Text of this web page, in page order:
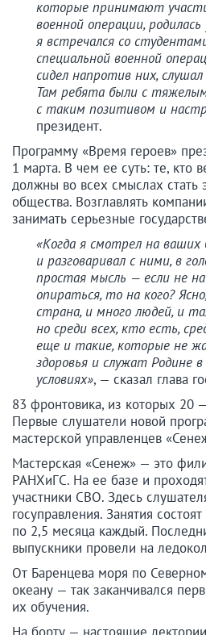
которые принимают
военной операции, родилась
я встречался со
специальной военной
сидел напротив них,
Там ребята были с
с таким позитивом и
президент.
Программу «Время героев»
1 марта. В чем ее суть: те, кто
должны во всех смыслах стать
общества. Возглавлять
занимать серьезные
«Когда я смотрел на
и разговаривал с ними, в
простая мысль — если не
опираться, то на кого?
страна, и много людей, и
но среди всех, кто есть,
еще и такие, которые не
здоровья и служат Родине
условиях», — сказал глава
83 фронтовика, из которых 20
Первые слушатели новой
мастерской управленцев
Мастерская «Сенеж» — это
РАНХиГС. На ее базе и
участники СВО. Здесь
госуправления. Занятия
по 2,5 месяца каждый.
выпускники провели на
От Баренцева моря по
океану — так заканчивался
их обучения.